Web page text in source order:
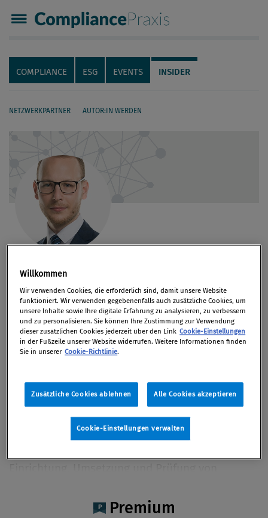
Compliance Praxis
Servicenavigation
Navigation
COMPLIANCE ESG EVENTS INSIDER
NETZWERKPARTNER AUTOR:IN WERDEN
Mag. Mgr. Ladislav Bulajcsik
Artikel auf Xing teilen
Artikel auf linkedIn teilen
Artikel auf Facebook teilen
Artikellink kopieren
Artikel per Mail teilen
Vita
Mag. Mgr. Ladislav Bulajcsik ist Rechtsanwalt bei
Baker McKenzie. Seine Arbeitsschwerpunkte sind
neben der Transaktions- und
gesellschaftsrechtlichen Beratung, interne
Premium
Willkommen
Wir verwenden Cookies, die erforderlich sind, damit unsere Website
funktioniert. Wir verwenden gegebenenfalls auch zusätzliche Cookies, um
unsere Inhalte sowie Ihre digitale Erfahrung zu analysieren, zu verbessern
und zu personalisieren. Sie können Ihre Zustimmung zur Verwendung
dieser zusätzlichen Cookies jederzeit über den Link Cookie-Einstellungen
in der Fußzeile unserer Website widerrufen. Weitere Informationen finden
Sie in unserer Cookie-Richtlinie.
Zusätzliche Cookies ablehnen Alle Cookies akzeptieren
Cookie-Einstellungen verwalten